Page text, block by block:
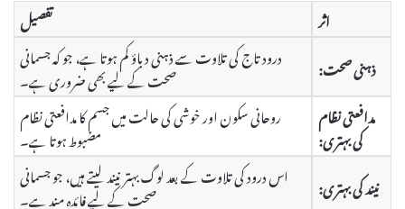
اثر
تفصیل
ذہنی صحت:
درود تاج کی تلاوت سے ذہنی دباؤ کم ہوتا ہے، جو کہ جسمانی
صحت کے لیے بھی ضروری ہے۔
مدافعتی نظام
کی بہتری:
روحانی سکون اور خوشی کی حالت میں جسم کا مدافعتی نظام
مضبوط ہوتا ہے۔
نیند کی بہتری:
اس درود کی تلاوت کے بعد لوگ بہتر نیند لیتے ہیں، جو جسمانی
صحت کے لیے فائدہ مند ہے۔